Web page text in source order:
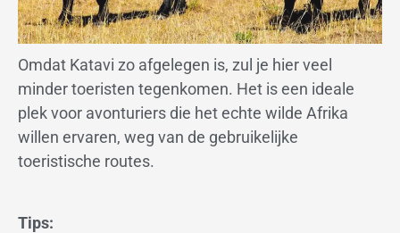
Omdat Katavi zo afgelegen is, zul je hier veel
minder toeristen tegenkomen. Het is een ideale
plek voor avonturiers die het echte wilde Afrika
willen ervaren, weg van de gebruikelijke
toeristische routes.
Tips: